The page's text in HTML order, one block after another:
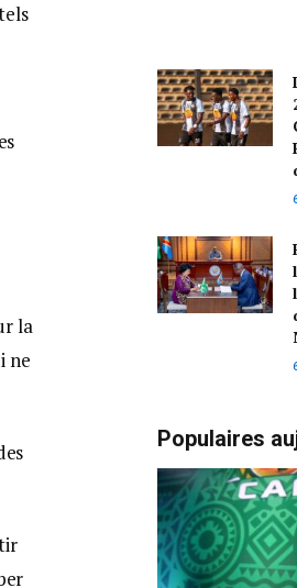
la
ne
Populaires